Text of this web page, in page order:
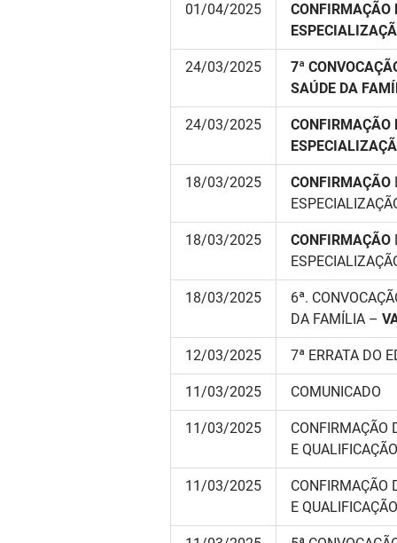
01/04/2025
CONFIRMAÇÃO
24/03/2025
7ª
SAÚDE DA
24/03/2025
CONFIRMAÇÃO
18/03/2025 CONFIRMAÇÃO
18/03/2025 CONFIRMAÇÃO
18/03/2025
6ª.
DA FAMÍLIA –
12/03/2025 7ª ERRATA DO
11/03/2025 COMUNICADO
11/03/2025
CONFIRMAÇÃO
E
11/03/2025
CONFIRMAÇÃO
E